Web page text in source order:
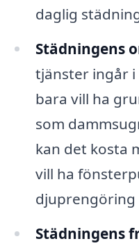
daglig
Städningens
tjänster ingår i
bara vill ha
som
kan det kosta
vill ha
djuprengöring
Städningens